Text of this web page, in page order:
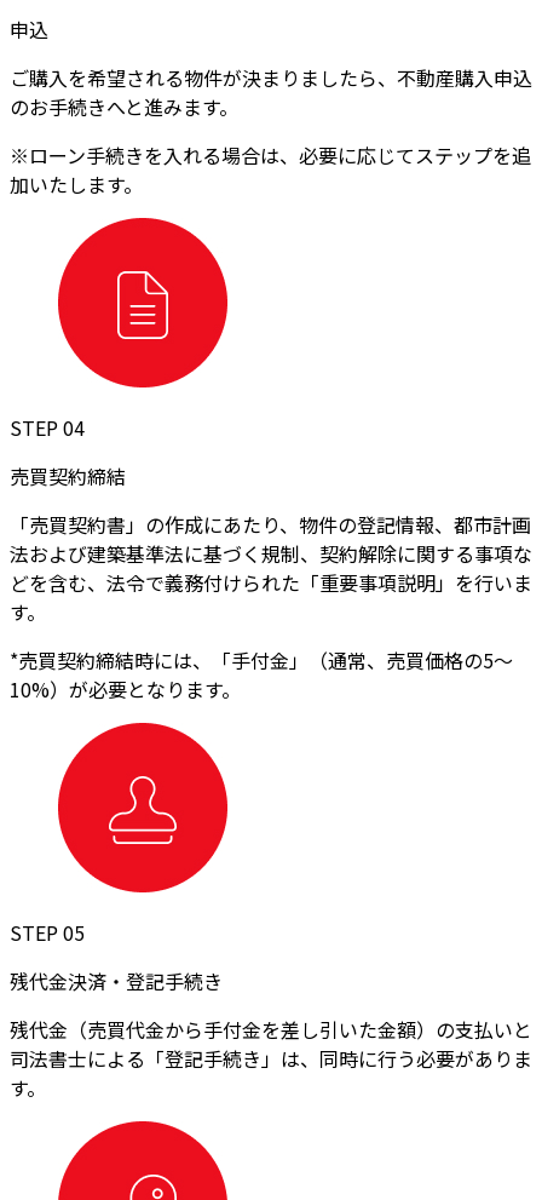
申込
ご購入を希望される物件が決まりましたら、不動産購入申込
のお手続きへと進みます。
※ローン手続きを入れる場合は、必要に応じてステップを追
加いたします。
STEP 04
売買契約締結
「売買契約書」の作成にあたり、物件の登記情報、都市計画
法および建築基準法に基づく規制、契約解除に関する事項な
どを含む、法令で義務付けられた「重要事項説明」を行いま
す。
*売買契約締結時には、「手付金」（通常、売買価格の5～
10%）が必要となります。
STEP 05
残代金決済・登記手続き
残代金（売買代金から手付金を差し引いた金額）の支払いと
司法書士による「登記手続き」は、同時に行う必要がありま
す。